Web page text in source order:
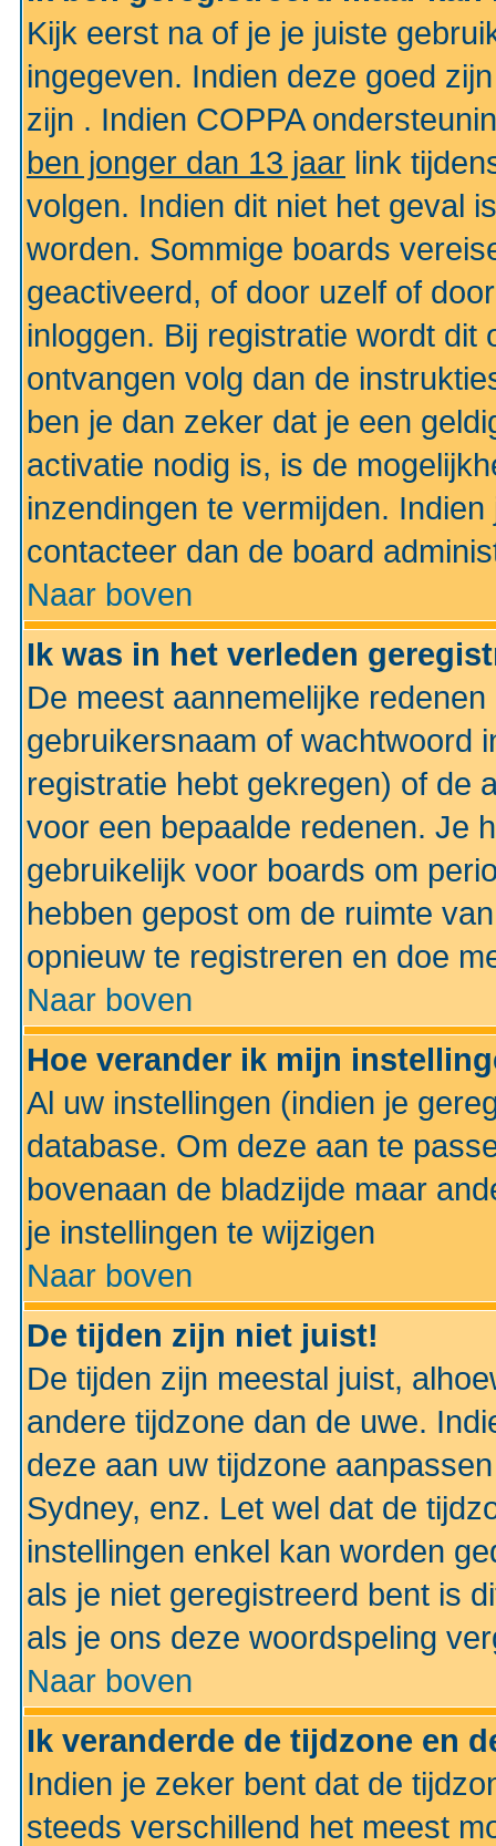
Kijk eerst na of je je juiste
ingegeven. Indien deze goed
zijn . Indien COPPA
ben jonger dan 13 jaar link
volgen. Indien dit niet het geval
worden. Sommige boards
geactiveerd, of door uzelf of
inloggen. Bij registratie wordt dit
ontvangen volg dan de
ben je dan zeker dat je een
activatie nodig is, is de
inzendingen te vermijden.
contacteer dan de board
Naar boven
Ik was in het verleden
De meest aannemelijke
gebruikersnaam of wachtwoord
registratie hebt gekregen) of de
voor een bepaalde redenen. Je
gebruikelijk voor boards om
hebben gepost om de ruimte
opnieuw te registreren en doe
Naar boven
Hoe verander ik mijn
Al uw instellingen (indien je
database. Om deze aan te
bovenaan de bladzijde maar
je instellingen te wijzigen
Naar boven
De tijden zijn niet juist!
De tijden zijn meestal juist,
andere tijdzone dan de uwe.
deze aan uw tijdzone
Sydney, enz. Let wel dat de
instellingen enkel kan worden
als je niet geregistreerd bent is
als je ons deze woordspeling
Naar boven
Ik veranderde de tijdzone en
Indien je zeker bent dat de
steeds verschillend het meest